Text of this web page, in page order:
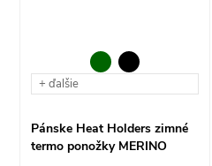
+ ďalšie
Pánske Heat Holders zimné
termo ponožky MERINO